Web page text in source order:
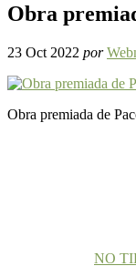
Obra
23 Oct 2022 por
Obra premiada de
NO